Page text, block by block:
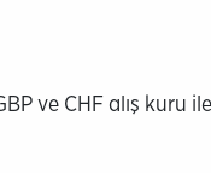
ve CHF alış kuru